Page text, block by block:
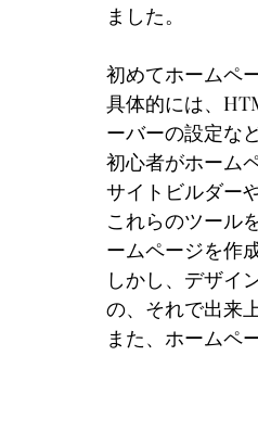
ました。
初めてホームペ
具体的には、
ーバーの設定な
初心者がホーム
サイトビルダー
これらのツール
ームページを作
しかし、デザイ
の、それで出来
また、ホームペ